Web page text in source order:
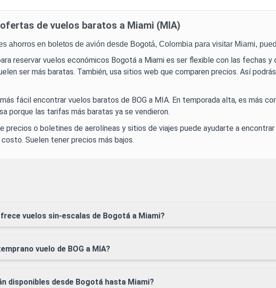
de vuelos baratos a Miami (MIA)
ahorros en boletos de avión desde Bogotá, Colombia para visitar Miami,
reservar vuelos económicos Bogotá a Miami es ser flexible con las fechas y
ser más baratas. También, usa sitios web que comparen precios. Así
fácil encontrar vuelos baratos de BOG a MIA. En temporada alta, es más
porque las tarifas más baratas ya se vendieron.
precios o boletines de aerolíneas y sitios de viajes puede ayudarte a
Suelen tener precios más bajos.
vuelos sin-escalas de Bogotá a Miami?
vuelo de BOG a MIA?
disponibles desde Bogotá hasta Miami?